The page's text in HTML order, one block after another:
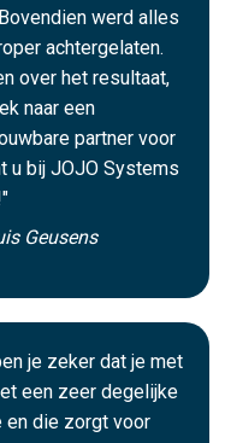
werd alles
achtergelaten.
over het resultaat,
naar een
partner voor
u bij JOJO Systems
Geusens
je zeker dat je met
een zeer degelijke
en die zorgt voor